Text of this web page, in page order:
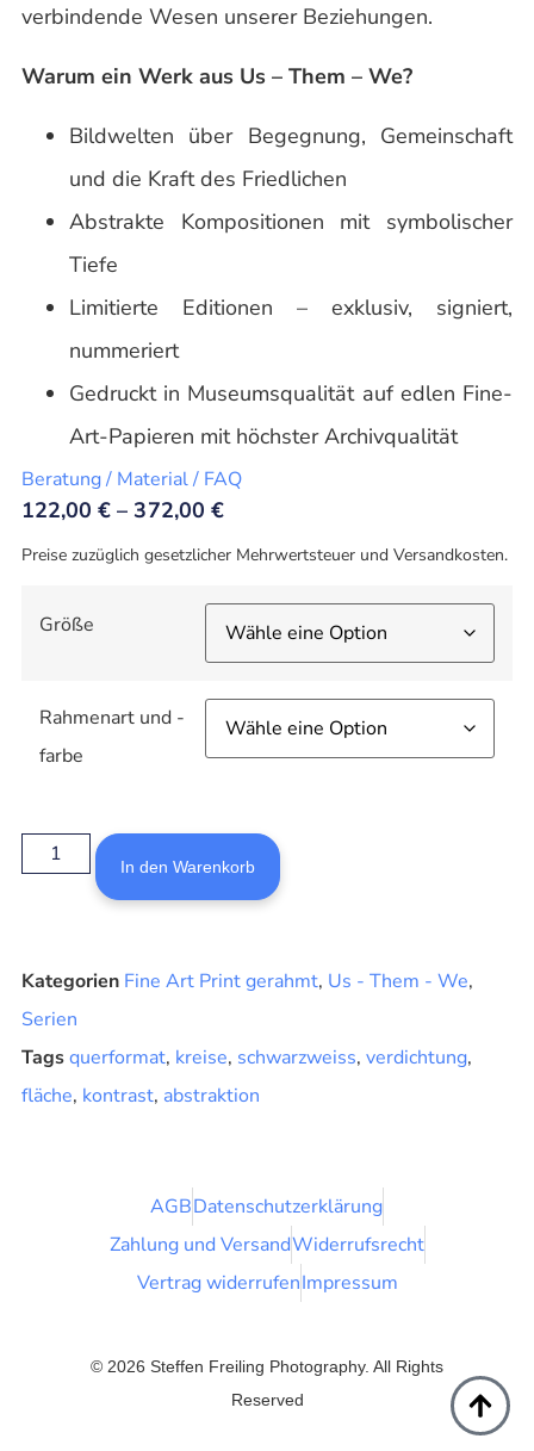
verbindende Wesen unserer Beziehungen.
Warum ein Werk aus Us – Them – We?
Bildwelten über Begegnung, Gemeinschaft
und die Kraft des Friedlichen
Abstrakte Kompositionen mit symbolischer
Tiefe
Limitierte Editionen – exklusiv, signiert,
nummeriert
Gedruckt in Museumsqualität auf edlen Fine-
Art-Papieren mit höchster Archivqualität
Beratung / Material / FAQ
122,00€ –372,00 €
Preise zuzüglich gesetzlicher Mehrwertsteuer und Versandkosten.
Größe
Rahmenart und -
farbe
In den Warenkorb
Kategorien Fine Art Print gerahmt, Us - Them - We,
Serien
Tagsquerformat, kreise, schwarzweiss, verdichtung,
fläche, kontrast, abstraktion
AGBDatenschutzerklärung
Zahlung und VersandWiderrufsrecht
Vertrag widerrufenImpressum
© 2026 Steffen Freiling Photography. All Rights
Reserved